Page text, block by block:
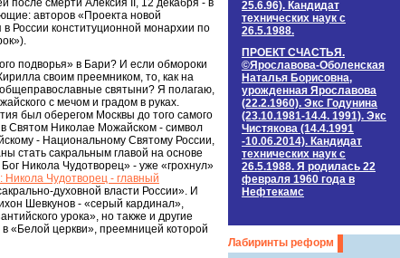
после смерти Алексия II, 12 декабря - в
авторов «Проекта новой
России конституционной монархии по
подворья» в Бари? И если обмороки
своим преемником, то, как на
общеправославные святыни? Я полагаю,
с мечом и градом в руках.
был оберегом Москвы до того самого
в Святом Николае Можайском - символ
- Национальному Святому России,
стать сакральным главой на основе
Никола Чудотворец» - уже «грохнул»
Чудотворец - главный
духовной власти России». И
Шевкунов - «серый кардинал»,
урока», но также и другие
«Белой церкви», преемницей которой
25.6.96). Кандидат
технических наук c
26.5.1988.
ПРОЕКТ СЧАСТЬЯ.
©Ярославова-Оболенская
Наталья Борисовна,
урожденная Ярославова
(22.2.1960). Экс Годунина
(23.10.1981-14.4. 1991). Экс
Чистякова (14.4.1991
-10.06.2014). Кандидат
технических наук c
26.5.1988. Я родилась 22
февраля 1960 года в
Нефтекамс
Лабиринты реформ